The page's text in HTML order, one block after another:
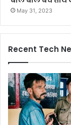
May 31, 2023
Recent Tech